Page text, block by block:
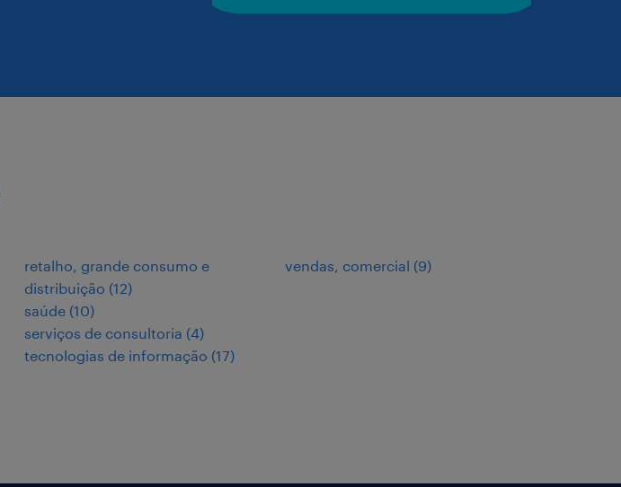
retalho, grande consumo e
distribuição (12)
saúde (10)
serviços de consultoria (4)
tecnologias de informação (17)
vendas, comercial (9)